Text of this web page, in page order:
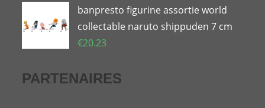
banpresto figurine assortie world
collectable naruto shippuden 7 cm
€20.23
PARTENAIRES